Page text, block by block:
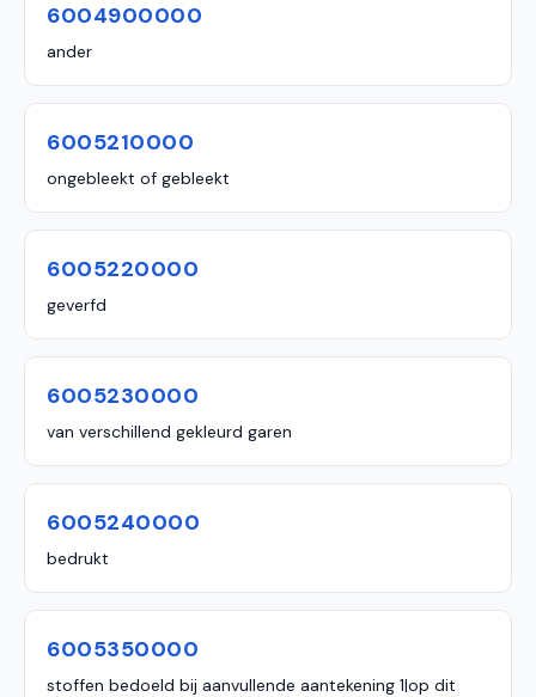
6004900000
ander
6005210000
ongebleekt of gebleekt
6005220000
geverfd
6005230000
van verschillend gekleurd garen
6005240000
bedrukt
6005350000
stoffen bedoeld bij aanvullende aantekening 1|op dit